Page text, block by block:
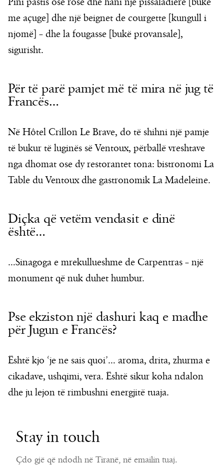
me açuge] dhe një beignet de courgette [kungull i
njomë] – dhe la fougasse [bukë provansale],
sigurisht.
Për të parë pamjet më të mira në jug të
Francës…
Në Hôtel Crillon Le Brave, do të shihni një pamje
të bukur të luginës së Ventoux, përballë vreshtave
nga dhomat ose dy restorantet tona: bistronomi La
Table du Ventoux dhe gastronomik La Madeleine.
Diçka që vetëm vendasit e dinë
është…
…Sinagoga e mrekullueshme de Carpentras – një
monument që nuk duhet humbur.
Pse ekziston një dashuri kaq e madhe
për Jugun e Francës?
Është kjo ‘je ne sais quoi’… aroma, drita, zhurma e
cikadave, ushqimi, vera. Është sikur koha ndalon
dhe ju lejon të rimbushni energjitë tuaja.
Stay in touch
Çdo gjë që ndodh në Tiranë, në emailin tuaj.